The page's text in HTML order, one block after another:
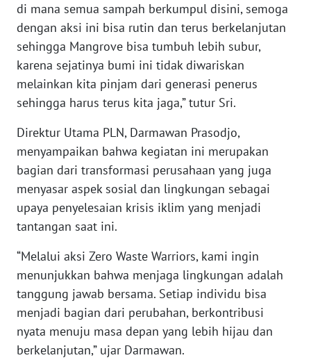
di mana semua sampah berkumpul disini, semoga
dengan aksi ini bisa rutin dan terus berkelanjutan
sehingga Mangrove bisa tumbuh lebih subur,
karena sejatinya bumi ini tidak diwariskan
melainkan kita pinjam dari generasi penerus
sehingga harus terus kita jaga,” tutur Sri.
Direktur Utama PLN, Darmawan Prasodjo,
menyampaikan bahwa kegiatan ini merupakan
bagian dari transformasi perusahaan yang juga
menyasar aspek sosial dan lingkungan sebagai
upaya penyelesaian krisis iklim yang menjadi
tantangan saat ini.
“Melalui aksi Zero Waste Warriors, kami ingin
menunjukkan bahwa menjaga lingkungan adalah
tanggung jawab bersama. Setiap individu bisa
menjadi bagian dari perubahan, berkontribusi
nyata menuju masa depan yang lebih hijau dan
berkelanjutan,” ujar Darmawan.
SULTENG
WN
SULBAR
BABEL
WN
SUMBAR
WN
WN
BENGKULU
WN
LAMPUNG